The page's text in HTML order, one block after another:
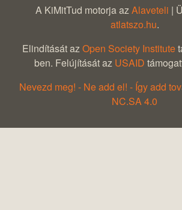
A KiMitTud motorja azAlaveteli |
atlatszo.hu.
Elindítását azOpen Society Institute
ben. Felújítását az USAID
Nevezd meg! - Ne add el! - Így add
NC.SA 4.0